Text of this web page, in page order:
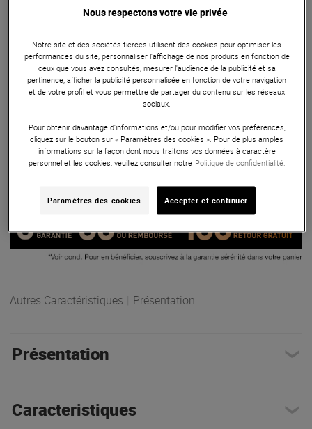
Eligible à la Garantie Sérénité
Enregistreurs
Le Tascam DR-07XP est un enregistreur portable avec
micros orientables X-Y/A-B, capturant l’audio en 32 bits
float sur cartes microSD jusqu’à 512 Go. Il offre des modes
intégré et un effet de réverbération en temps réel.
ARTICLE N° 103488
Autres Caractéristiques Présentation
Présentation
Caracteristiques
Nous respectons votre vie privée
Notre site et des sociétés tierces utilisent des cookies pour optimiser les
performances du site, personnaliser l’affichage de nos produits en fonction de
ceux que vous avez consultés, mesurer l'audience de la publicité et sa
pertinence, afficher la publicité personnalisée en fonction de votre navigation
et de votre profil et vous permettre de partager du contenu sur les réseaux
sociaux.
Pour obtenir davantage d'informations et/ou pour modifier vos préférences,
cliquez sur le bouton sur « Paramètres des cookies ». Pour de plus amples
informations sur la façon dont nous traitons vos données à caractère
personnel et les cookies, veuillez consulter notre Politique de confidentialité.
Paramètres des cookies Accepter et continuer